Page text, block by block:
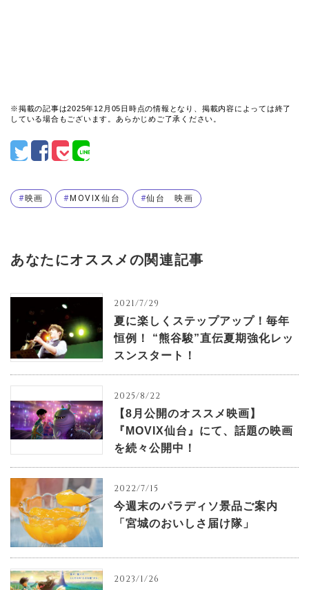
※掲載の記事は2025年12月05日時点の情報となり、掲載内容によっては終了
している場合もございます。あらかじめご了承ください。
映画 MOVIX仙台 仙台 映画
あなたにオススメの関連記事
2021/7/29
夏に楽しくステップアップ！毎年
恒例！ “熊谷駿”直伝夏期強化レッ
スンスタート！
2025/8/22
【8月公開のオススメ映画】
『MOVIX仙台』にて、話題の映画
を続々公開中！
2022/7/15
今週末のパラディソ景品ご案内
「宮城のおいしさ届け隊」
2023/1/26